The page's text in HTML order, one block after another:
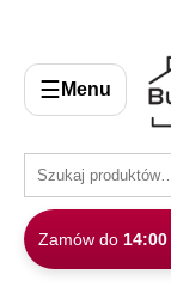
☰ Menu
Zamów do 14:00